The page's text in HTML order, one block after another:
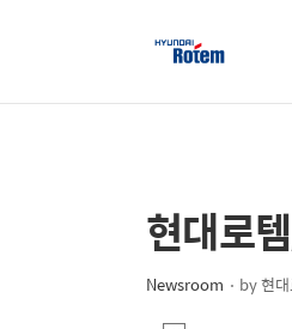
상
세
컨
본
문
제
현대로
Newsroom by현